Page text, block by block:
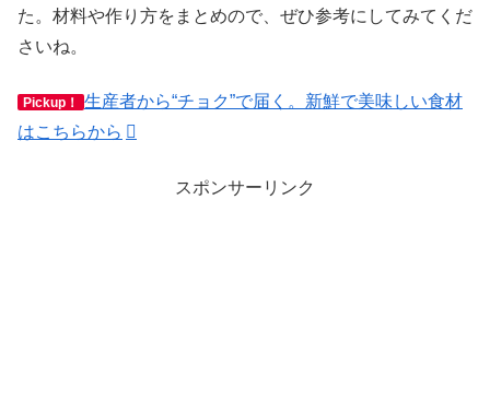
た。材料や作り方をまとめので、ぜひ参考にしてみてくだ
さいね。
Pickup！
生産者から“チョク”で届く。新鮮で美味しい食材
はこちらから
スポンサーリンク